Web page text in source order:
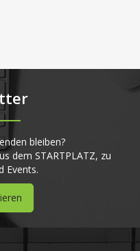
bleiben?
dem STARTPLATZ, zu
Events.